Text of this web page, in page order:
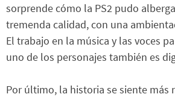
sorprende cómo la PS2 pudo
tremenda calidad, con una
El trabajo en la música y las voces
uno de los personajes también es
Por último, la historia se siente más